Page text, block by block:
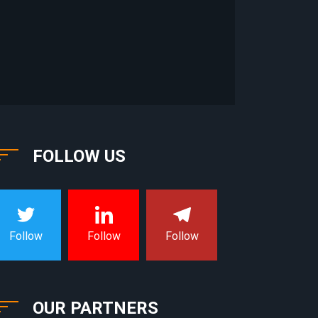
FOLLOW US
Follow Follow Follow
OUR PARTNERS